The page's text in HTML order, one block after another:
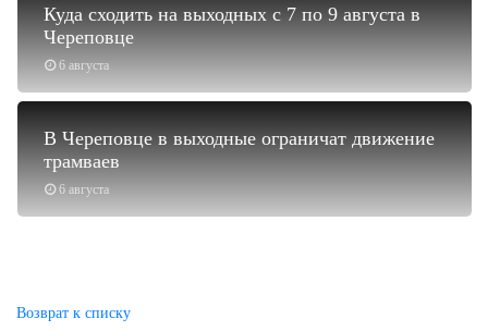
6 августа
Куда сходить на выходных с 7 по 9 августа в
Череповце
6 августа
В Череповце в выходные ограничат движение
трамваев
Возврат к списку